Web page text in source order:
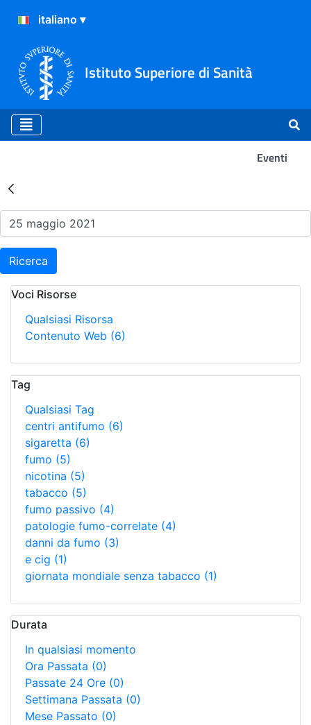
Istituto Superiore di Sanità
Eventi
Risultati della Ricerca -
Ricerca
Voci Risorse
Qualsiasi Risorsa
Contenuto Web (6)
Tag
Qualsiasi Tag
centri antifumo (6)
sigaretta (6)
fumo (5)
nicotina (5)
tabacco (5)
fumo passivo (4)
patologie fumo-correlate (4)
danni da fumo (3)
e cig (1)
giornata mondiale senza tabacco (1)
Durata
In qualsiasi momento
Ora Passata (0)
Passate 24 Ore (0)
Settimana Passata (0)
Mese Passato (0)